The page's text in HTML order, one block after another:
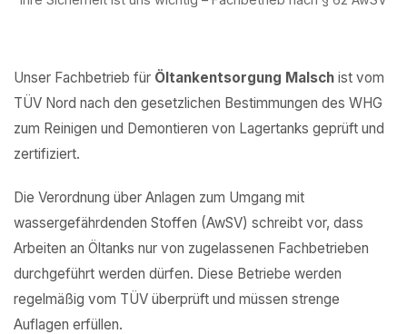
Unser Fachbetrieb für Öltankentsorgung Malsch ist vom
TÜV Nord nach den gesetzlichen Bestimmungen des WHG
zum Reinigen und Demontieren von Lagertanks geprüft und
zertifiziert.
Die Verordnung über Anlagen zum Umgang mit
wassergefährdenden Stoffen (AwSV) schreibt vor, dass
Arbeiten an Öltanks nur von zugelassenen Fachbetrieben
durchgeführt werden dürfen. Diese Betriebe werden
regelmäßig vom TÜV überprüft und müssen strenge
Auflagen erfüllen.